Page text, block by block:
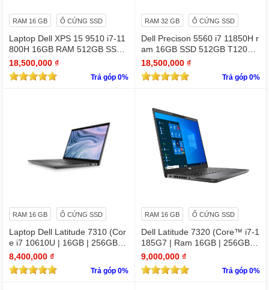
RAM 16 GB Ổ CỨNG SSD
Laptop Dell XPS 15 9510 i7-11
800H 16GB RAM 512GB SSD
RTX 3050 15.6 inches FHD 19
20 X 1080
18,500,000 ₫
Trả góp 0%
RAM 32 GB Ổ CỨNG SSD
Dell Precison 5560 i7 11850H r
am 16GB SSD 512GB T1200 4
GB FHD +
18,500,000 ₫
Trả góp 0%
RAM 16 GB Ổ CỨNG SSD
Laptop Dell Latitude 7310 (Cor
e i7 10610U | 16GB | 256GB | I
ntel UHD | 13.3 FHD
8,400,000 ₫
Trả góp 0%
RAM 16 GB Ổ CỨNG SSD
Dell Latitude 7320 (Core™ i7-1
185G7 | Ram 16GB | 256GB S
SD | 13.3 inch FHD)
9,000,000 ₫
Trả góp 0%